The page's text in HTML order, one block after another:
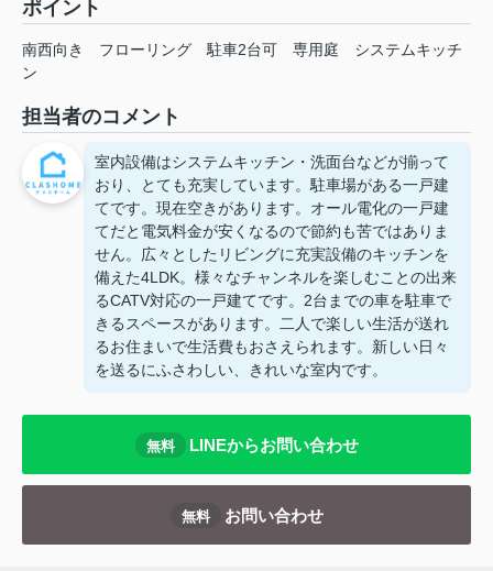
ポイント
南西向き フローリング 駐車2台可 専用庭
システムキッチ
ン
担当者のコメント
室内設備はシステムキッチン・洗面台などが揃って
おり、とても充実しています。駐車場がある一戸建
てです。現在空きがあります。オール電化の一戸建
てだと電気料金が安くなるので節約も苦ではありま
せん。広々としたリビングに充実設備のキッチンを
備えた4LDK。様々なチャンネルを楽しむことの出来
るCATV対応の一戸建てです。2台までの車を駐車で
きるスペースがあります。二人で楽しい生活が送れ
るお住まいで生活費もおさえられます。新しい日々
を送るにふさわしい、きれいな室内です。
無料 LINEからお問い合わせ
無料 お問い合わせ